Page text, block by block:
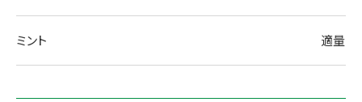
ミント 適量